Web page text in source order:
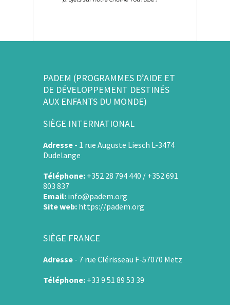
PADEM (PROGRAMMES D’AIDE ET
DE DÉVELOPPEMENT DESTINÉS
AUX ENFANTS DU MONDE)
SIÈGE INTERNATIONAL
Adresse - 1 rue Auguste Liesch L-3474
Dudelange
Téléphone: +352 28 794 440 / +352 691
803 837
Email: info@padem.org
Site web: https://padem.org
SIÈGE FRANCE
Adresse - 7 rue Clérisseau F-57070 Metz
Téléphone: +33 9 51 89 53 39